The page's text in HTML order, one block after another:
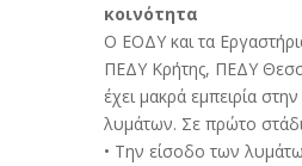
κοινότητα
Ο ΕΟΔΥ και τα
ΠΕΔΥ Κρήτης, ΠΕΔΥ
έχει μακρά εμπειρία
λυμάτων. Σε πρώτο
• Την είσοδο των